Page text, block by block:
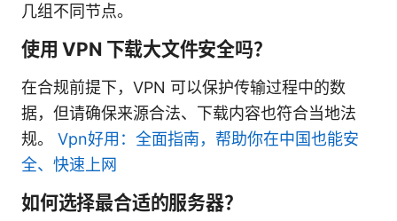
几组不同节点。
使用 VPN 下载大文件安全吗？
在合规前提下，VPN 可以保护传输过程中的数
据，但请确保来源合法、下载内容也符合当地法
规。 Vpn好用：全面指南，帮助你在中国也能安
全、快速上网
如何选择最合适的服务器？